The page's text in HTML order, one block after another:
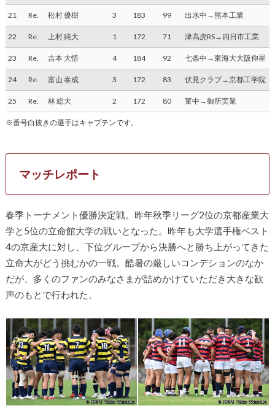
21 Re. 松村 優樹 3 183 99 出水中→熊本工業
22 Re. 上村 純大 1 172 71 津高虎RS→四日市工業
23 Re. 吉本 大悟 4 184 92 七条中→東海大大阪仰星
24 Re. 富山 泰成 3 172 83 伏見クラブ→京都工学院
25 Re. 林 総大 2 172 80 菫中→御所実業
※番号白抜きの選手はキャプテンです。
マッチレポート
春季トーナメント優勝決定戦。昨年秋季リーグ2位の京都産業大
学と5位の立命館大学の戦いとなった。昨年も大学選手権ベスト
4の京産大に対し、下位グループから決勝へと勝ち上がってきた
立命大がどう挑むかの一戦。酷暑の厳しいコンデションのなか
だが、多くのファンのみなさまが詰めかけていただき大きな歓
声のもとで行われた。